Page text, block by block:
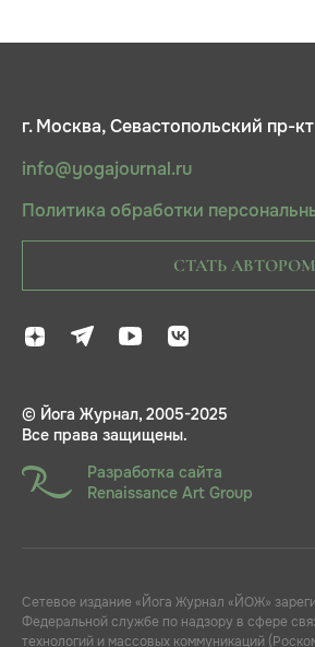
г. Москва, Севастопольский пр-
info@yogajournal.ru
Политика обработки
СТАТЬ АВТОРОМ
© Йога Журнал, 2005-2025
Все права защищены.
Разработка сайта
Renaissance Art Group
Сетевое издание «Йога Журнал «ЙОЖ»
Федеральной службе по надзору в сфере
технологий и массовых коммуникаций